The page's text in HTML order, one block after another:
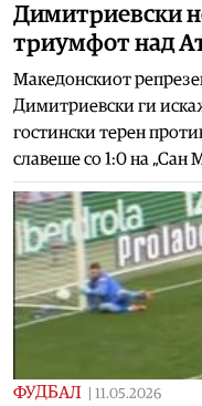
Димитриевски
триумфот над
Македонскиот
Димитриевски ги
гостински терен
славеше со 1:0 на
ФУДБАЛ 11.05.2026